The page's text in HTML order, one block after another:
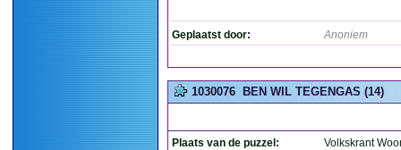
Geplaatst door: Anoniem
1030076 BEN WIL TEGENGAS (14)
Plaats van de puzzel:
Volkskrant